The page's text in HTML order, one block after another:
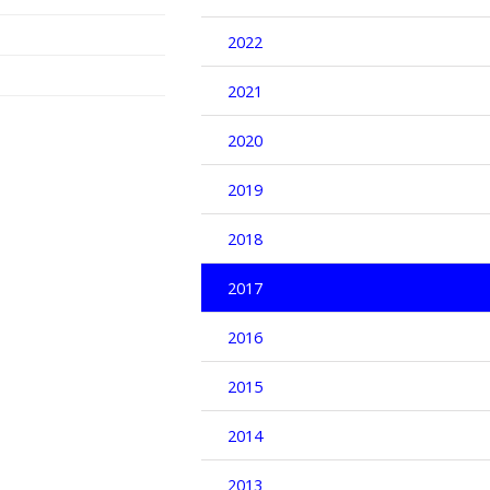
2022
2021
2020
2019
2018
2017
2016
2015
2014
2013